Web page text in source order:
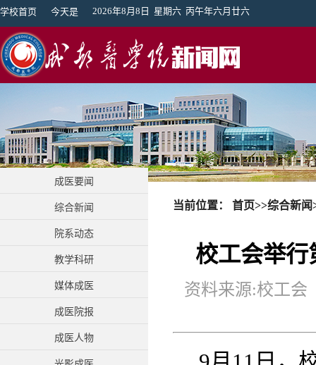
学校首页 今天是 2026年8月8日 星期六 丙午年六月廿六
成医要闻
综合新闻
院系动态
教学科研
媒体成医
成医院报
成医人物
当前位置： 首页>>综合新闻
校工会举行
资料来源:校工会